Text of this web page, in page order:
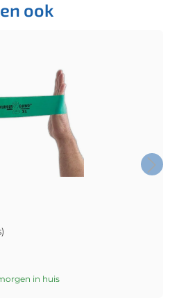
ook
in huis